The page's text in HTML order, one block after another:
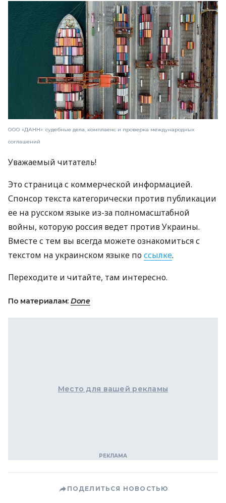
ООО «ДАНН»: судебные дела, комплаенс и проверка международных
соглашений
Уважаемый читатель!
Это страница с коммерческой информацией.
Спонсор текста категорически против публикации
ее на русском языке из-за полномасштабной
войны, которую россия ведет против Украины.
Вместе с тем вы всегда можете ознакомиться с
текстом на украинском языке поссылке.
Переходите и читайте, там интересно.
По материалам: Done
Место для вашей рекламы
ПОДЕЛИТЬСЯ НОВОСТЬЮ